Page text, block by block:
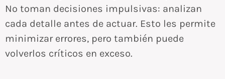
No toman decisiones impulsivas: analizan
cada detalle antes de actuar. Esto les permite
minimizar errores, pero también puede
volverlos críticos en exceso.